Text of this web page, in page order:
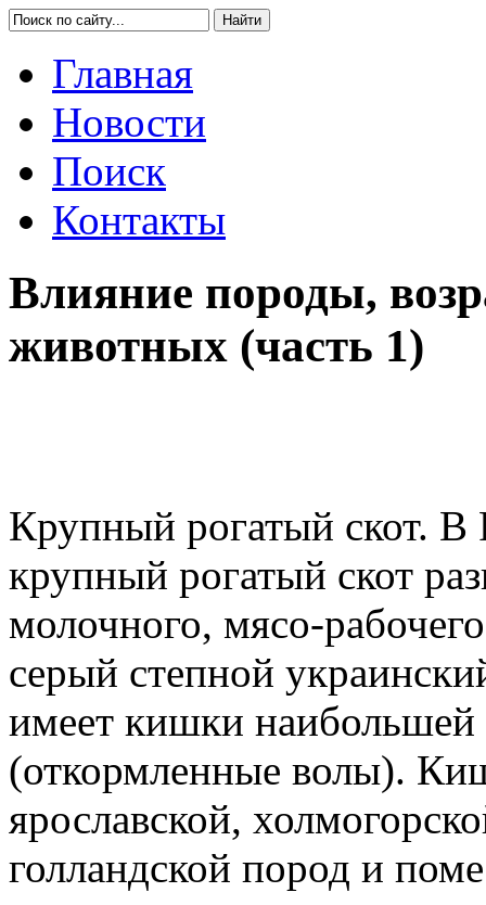
Главная
Новости
Поиск
Контакты
Влияние породы,
животных (часть 1)
Крупный рогатый скот. В
крупный рогатый скот
молочного, мясо-
серый степной
имеет кишки
(откормленные волы).
ярославской,
голландской пород и